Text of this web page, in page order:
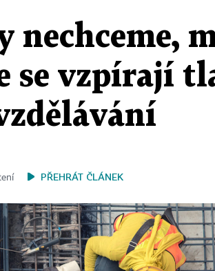
nechceme,
se vzpírají
PŘEHRÁT ČLÁNEK